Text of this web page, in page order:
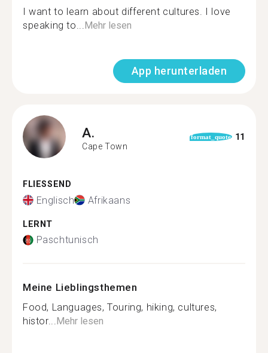
I want to learn about different cultures. I love
speaking to...Mehr lesen
App herunterladen
A.
Cape Town
format_quote 11
FLIESSEND
Englisch Afrikaans
LERNT
Paschtunisch
Meine Lieblingsthemen
Food, Languages, Touring, hiking, cultures,
histor...Mehr lesen